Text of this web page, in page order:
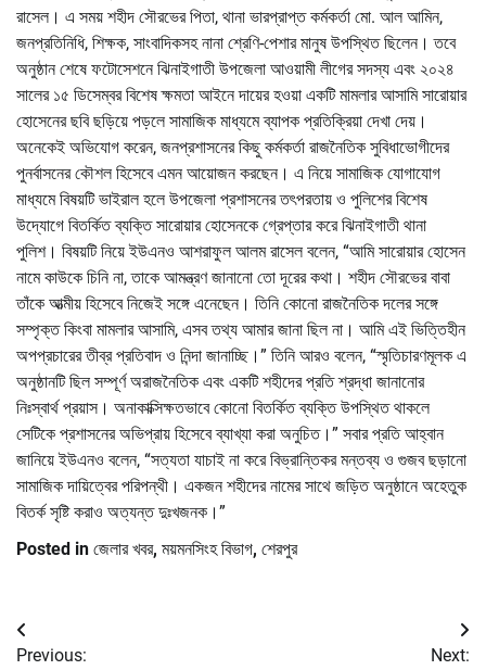
রাসেল। এ সময় শহীদ সৌরভের পিতা, থানা ভারপ্রাপ্ত কর্মকর্তা মো. আল আমিন,
জনপ্রতিনিধি, শিক্ষক, সাংবাদিকসহ নানা শ্রেণি-পেশার মানুষ উপস্থিত ছিলেন। তবে
অনুষ্ঠান শেষে ফটোসেশনে ঝিনাইগাতী উপজেলা আওয়ামী লীগের সদস্য এবং ২০২৪
সালের ১৫ ডিসেম্বর বিশেষ ক্ষমতা আইনে দায়ের হওয়া একটি মামলার আসামি সারোয়ার
হোসেনের ছবি ছড়িয়ে পড়লে সামাজিক মাধ্যমে ব্যাপক প্রতিক্রিয়া দেখা দেয়।
অনেকেই অভিযোগ করেন, জনপ্রশাসনের কিছু কর্মকর্তা রাজনৈতিক সুবিধাভোগীদের
পুনর্বাসনের কৌশল হিসেবে এমন আয়োজন করছেন। এ নিয়ে সামাজিক যোগাযোগ
মাধ্যমে বিষয়টি ভাইরাল হলে উপজেলা প্রশাসনের তৎপরতায় ও পুলিশের বিশেষ
উদ্যোগে বিতর্কিত ব্যক্তি সারোয়ার হোসেনকে গ্রেপ্তার করে ঝিনাইগাতী থানা
পুলিশ। বিষয়টি নিয়ে ইউএনও আশরাফুল আলম রাসেল বলেন, “আমি সারোয়ার হোসেন
নামে কাউকে চিনি না, তাকে আমন্ত্রণ জানানো তো দূরের কথা। শহীদ সৌরভের বাবা
তাঁকে আত্মীয় হিসেবে নিজেই সঙ্গে এনেছেন। তিনি কোনো রাজনৈতিক দলের সঙ্গে
সম্পৃক্ত কিংবা মামলার আসামি, এসব তথ্য আমার জানা ছিল না। আমি এই ভিত্তিহীন
অপপ্রচারের তীব্র প্রতিবাদ ও নিন্দা জানাচ্ছি।” তিনি আরও বলেন, “স্মৃতিচারণমূলক এ
অনুষ্ঠানটি ছিল সম্পূর্ণ অরাজনৈতিক এবং একটি শহীদের প্রতি শ্রদ্ধা জানানোর
নিঃস্বার্থ প্রয়াস। অনাকাক্সিক্ষতভাবে কোনো বিতর্কিত ব্যক্তি উপস্থিত থাকলে
সেটিকে প্রশাসনের অভিপ্রায় হিসেবে ব্যাখ্যা করা অনুচিত।” সবার প্রতি আহ্বান
জানিয়ে ইউএনও বলেন, “সত্যতা যাচাই না করে বিভ্রান্তিকর মন্তব্য ও গুজব ছড়ানো
সামাজিক দায়িত্বের পরিপন্থী। একজন শহীদের নামের সাথে জড়িত অনুষ্ঠানে অহেতুক
বিতর্ক সৃষ্টি করাও অত্যন্ত দুঃখজনক।”
Posted in জেলার খবর, ময়মনসিংহ বিভাগ, শেরপুর
Post
Previous:
Next: